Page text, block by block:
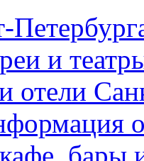
и
отели